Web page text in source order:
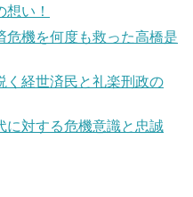
い！
危機を何度も救った高橋是
く経世済民と礼楽刑政の
に対する危機意識と忠誠